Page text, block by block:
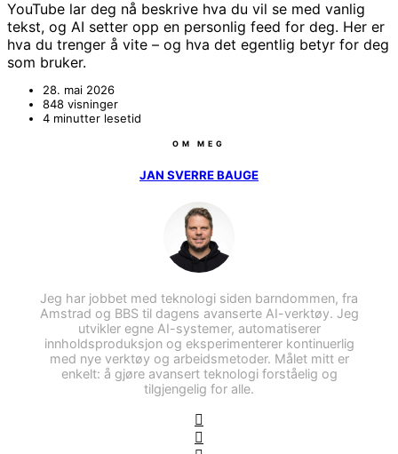
YouTube lar deg nå beskrive hva du vil se med vanlig
tekst, og AI setter opp en personlig feed for deg. Her er
hva du trenger å vite – og hva det egentlig betyr for deg
som bruker.
28. mai 2026
848 visninger
4 minutter lesetid
OM MEG
JAN SVERRE BAUGE
Jeg har jobbet med teknologi siden barndommen, fra
Amstrad og BBS til dagens avanserte AI-verktøy. Jeg
utvikler egne AI-systemer, automatiserer
innholdsproduksjon og eksperimenterer kontinuerlig
med nye verktøy og arbeidsmetoder. Målet mitt er
enkelt: å gjøre avansert teknologi forståelig og
tilgjengelig for alle.